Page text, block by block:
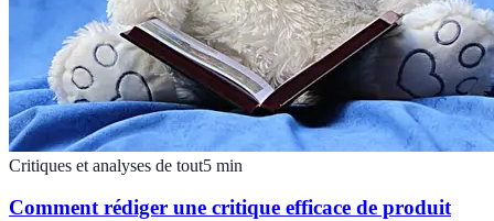
Critiques et analyses de tout5 min
Comment rédiger une critique efficace de produit